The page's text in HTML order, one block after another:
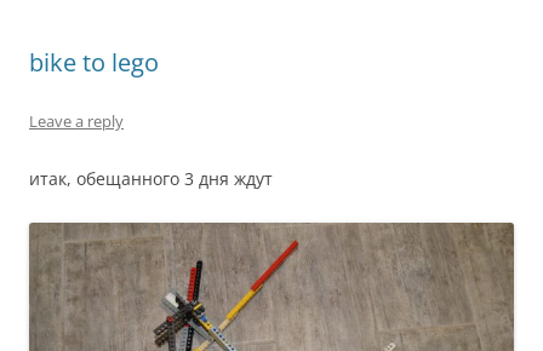
bike to lego
Leave a reply
итак, обещанного 3 дня ждут